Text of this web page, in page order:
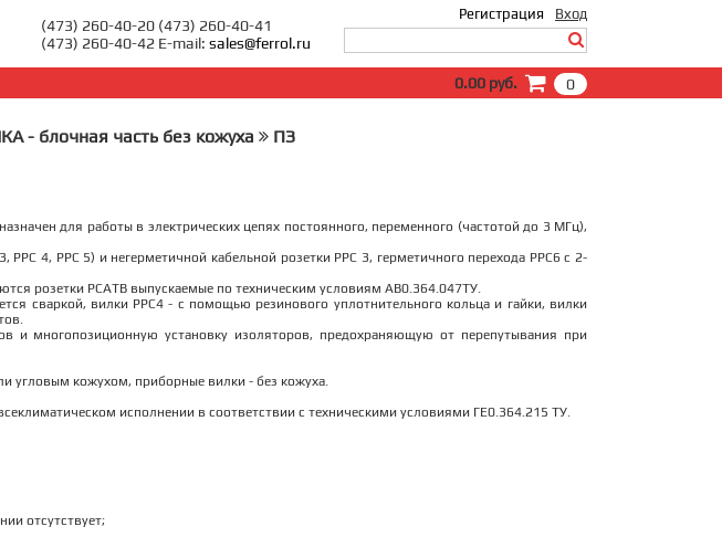
Вход
Регистрация
(473) 260-40-20 (473) 260-40-41
(473) 260-40-42 E-mail: sales@ferrol.ru
0
0.00 руб.
- блочная часть без кожуха ПЗ
для работы в электрических цепях постоянного, переменного (частотой до 3 МГц),
4, РРС 5) и негерметичной кабельной розетки РРС 3, герметичного перехода РРС6 с 2-
розетки РСАТВ выпускаемые по техническим условиям АВ0.364.047ТУ.
сваркой, вилки РРС4 - с помощью резинового уплотнительного кольца и гайки, вилки
и многопозиционную установку изоляторов, предохраняющую от перепутывания при
угловым кожухом, приборные вилки - без кожуха.
исполнении в соответствии с техническими условиями ГЕ0.364.215 ТУ.
отсутствует;